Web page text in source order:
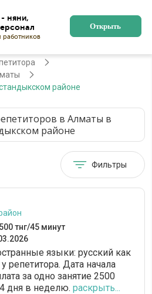
няни,
Поиск работы и работников
Открыть
Регистрация
районе
в Алматы в
районе
Фильтры
тнг/45 минут
языки: русский как
репетитора. Дата начала
за одно занятие 2500
дня в неделю. раскрыть...